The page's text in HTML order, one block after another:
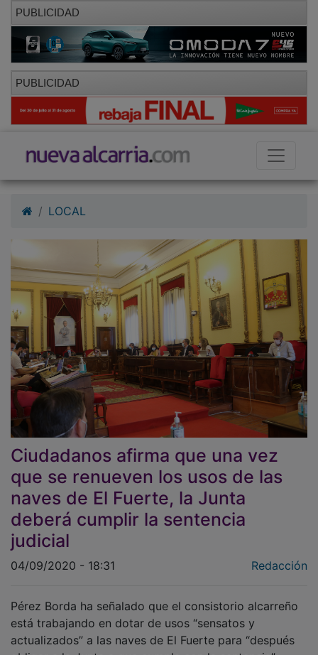
PUBLICIDAD
PUBLICIDAD
Ciudadanos afirma que una vez
que se renueven los usos de las
naves de El Fuerte, la Junta
deberá cumplir la sentencia
judicial
04/09/2020 - 18:31
está trabajando en dotar de usos “sensatos y
actualizados” a las naves de El Fuerte para “después
obligar a la Junta a que cumpla con la sentencia”.